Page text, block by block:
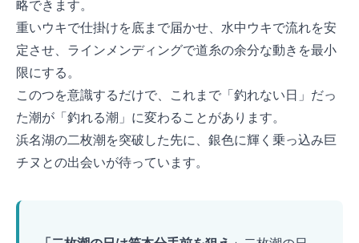
略できます。
重いウキで仕掛けを底まで届かせ、水中ウキで流れを安
定させ、ラインメンディングで道糸の余分な動きを最小
限にする。
この3つを意識するだけで、これまで「釣れない日」だっ
た潮が「釣れる潮」に変わることがあります。
浜名湖の二枚潮を突破した先に、銀色に輝く乗っ込み巨
チヌとの出会いが待っています。